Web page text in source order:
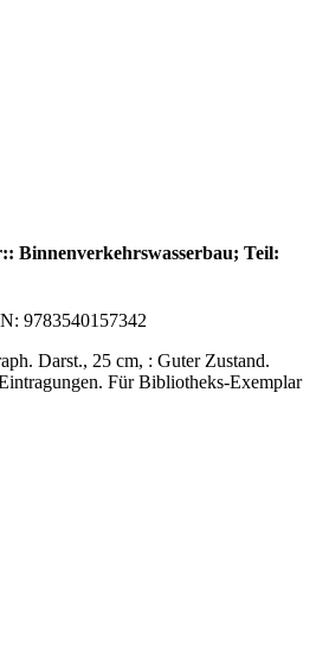
Binnenverkehrswasserbau; Teil:
9783540157342
Darst., 25 cm, : Guter Zustand.
Für Bibliotheks-Exemplar